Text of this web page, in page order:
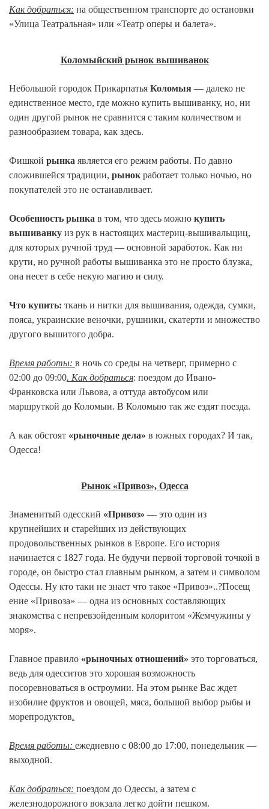
Как добраться: на общественном транспорте до остановки
«Улица Театральная» или «Театр оперы и балета».
Коломыйский рынок вышиванок
Небольшой городок Прикарпатья Коломыя — далеко не
единственное место, где можно купить вышиванку, но, ни
один другой рынок не сравнится с таким количеством и
разнообразием товара, как здесь.
Фишкой рынка является его режим работы. По давно
сложившейся традиции, рынок работает только ночью, но
покупателей это не останавливает.
Особенность рынка в том, что здесь можно купить
вышиванку из рук в настоящих мастериц-вышивальщиц,
для которых ручной труд — основной заработок. Как ни
крути, но ручной работы вышиванка это не просто блузка,
она несет в себе некую магию и силу.
Что купить: ткань и нитки для вышивания, одежда, сумки,
пояса, украинские веночки, рушники, скатерти и множество
другого вышитого добра.
Время работы: в ночь со среды на четверг, примерно с
02:00 до 09:00. Как добраться: поездом до Ивано-
Франковска или Львова, а оттуда автобусом или
маршруткой до Коломыи. В Коломыю так же ездят поезда.
А как обстоят «рыночные дела» в южных городах? И так,
Одесса!
Рынок «Привоз», Одесса
Знаменитый одесский «Привоз» — это один из
крупнейших и старейших из действующих
продовольственных рынков в Европе. Его история
начинается с 1827 года. Не будучи первой торговой точкой в
городе, он быстро стал главным рынком, а затем и символом
Одессы. Ну кто таки не знает что такое «Привоз»..?Посещ
ение «Привоза» — одна из основных составляющих
знакомства с непревзойденным колоритом «Жемчужины у
моря».
Главное правило «рыночных отношений» это торговаться,
ведь для одесситов это хорошая возможность
посоревноваться в остроумии. На этом рынке Вас ждет
изобилие фруктов и овощей, мяса, большой выбор рыбы и
морепродуктов.
Время работы: ежедневно с 08:00 до 17:00, понедельник —
выходной.
Как добраться: поездом до Одессы, а затем с
железнодорожного вокзала легко дойти пешком.